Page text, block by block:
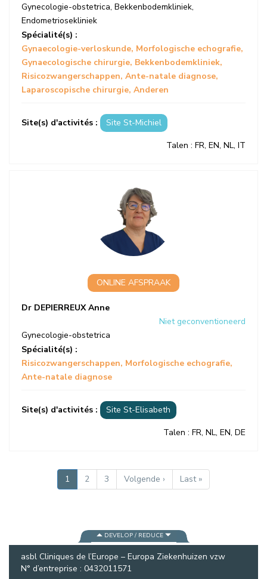
Gynecologie-obstetrica, Bekkenbodemkliniek,
Endometriosekliniek
Spécialité(s) :
Gynaecologie-verloskunde Morfologische echografie
Gynaecologische chirurgie Bekkenbodemkliniek
Risicozwangerschappen Ante-natale diagnose
Laparoscopische chirurgie Anderen
Site(s) d'activités :
Site St-Michiel
Talen : FR, EN, NL, IT
ONLINE AFSPRAAK
Dr DEPIERREUX Anne
Niet geconventioneerd
Gynecologie-obstetrica
Spécialité(s) :
Risicozwangerschappen Morfologische echografie
Ante-natale diagnose
Site(s) d'activités :
Site St-Elisabeth
Talen : FR, NL, EN, DE
PAGINERING
Huidige
pagina
1 Pagina
2 Pagina
3
Volgende
pagina
Volgende ›
Laatste
pagina
Last »
DEVELOP / REDUCE
asbl Cliniques de l’Europe – Europa Ziekenhuizen vzw
N° d’entreprise : 0432011571